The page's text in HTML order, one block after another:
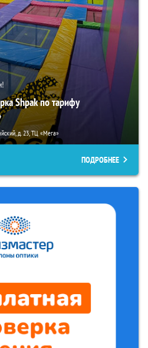
Shpak по тарифу
д. 23, ТЦ «Мега»
ПОДРОБНЕЕ